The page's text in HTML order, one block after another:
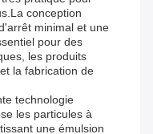
conception
minimal et une
pour des
les produits
la fabrication de
technologie
les particules à
une émulsion